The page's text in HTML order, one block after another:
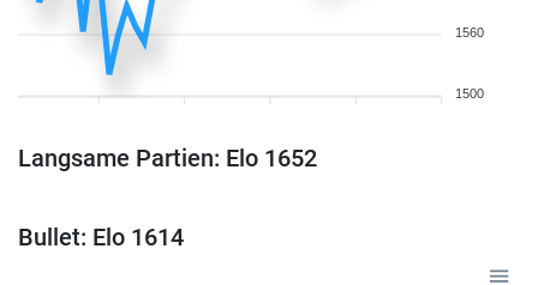
1560
1500
Langsame Partien: Elo 1652
Bullet: Elo 1614